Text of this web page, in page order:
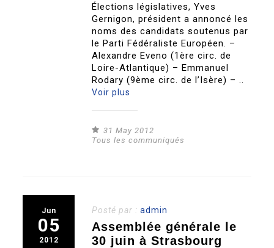
Élections législatives, Yves
Gernigon, président a annoncé les
noms des candidats soutenus par
le Parti Fédéraliste Européen. –
Alexandre Eveno (1ère circ. de
Loire-Atlantique) – Emmanuel
Rodary (9ème circ. de l’Isère) – ..
Voir plus
31 May 2012
Tous les communiqués
Jun
05
2012
Posté par :admin
Assemblée générale le
30 juin à Strasbourg